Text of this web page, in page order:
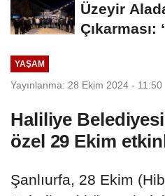
Üzeyir
Çıkarması:
YAŞAM
Yayınlanma: 28 Ekim 2024 - 11:50
Haliliye
özel 29 Ekim
Şanlıurfa, 28 Ekim